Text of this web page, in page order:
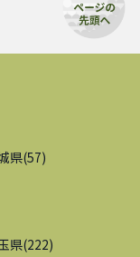
県(57)
県(222)